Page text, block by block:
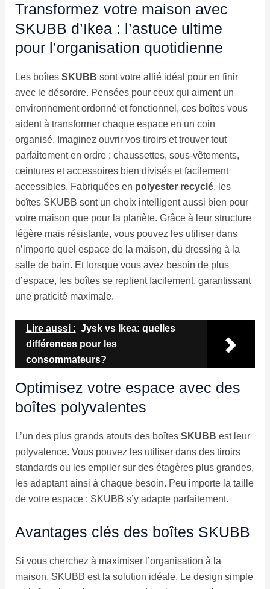
Transformez votre maison avec
SKUBB d’Ikea : l’astuce ultime
pour l’organisation quotidienne
Les boîtes SKUBB sont votre allié idéal pour en finir
avec le désordre. Pensées pour ceux qui aiment un
environnement ordonné et fonctionnel, ces boîtes vous
aident à transformer chaque espace en un coin
organisé. Imaginez ouvrir vos tiroirs et trouver tout
parfaitement en ordre : chaussettes, sous-vêtements,
ceintures et accessoires bien divisés et facilement
accessibles. Fabriquées en polyester recyclé, les
boîtes SKUBB sont un choix intelligent aussi bien pour
votre maison que pour la planète. Grâce à leur structure
légère mais résistante, vous pouvez les utiliser dans
n’importe quel espace de la maison, du dressing à la
salle de bain. Et lorsque vous avez besoin de plus
d’espace, les boîtes se replient facilement, garantissant
une praticité maximale.
Lire aussi : Jysk vs Ikea: quelles
différences pour les
consommateurs?
Optimisez votre espace avec des
boîtes polyvalentes
L’un des plus grands atouts des boîtes SKUBB est leur
polyvalence. Vous pouvez les utiliser dans des tiroirs
standards ou les empiler sur des étagères plus grandes,
les adaptant ainsi à chaque besoin. Peu importe la taille
de votre espace : SKUBB s’y adapte parfaitement.
Avantages clés des boîtes SKUBB
Si vous cherchez à maximiser l’organisation à la
maison, SKUBB est la solution idéale. Le design simple